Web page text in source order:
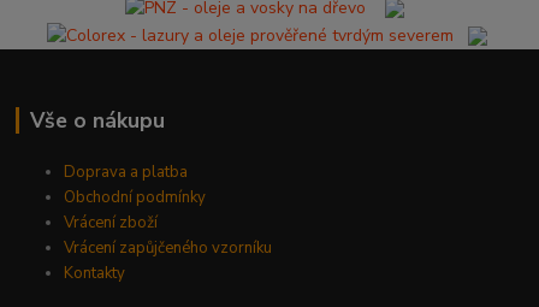
Vše o nákupu
Doprava a platba
Obchodní podmínky
Vrácení zboží
Vrácení zapůjčeného vzorníku
Kontakty